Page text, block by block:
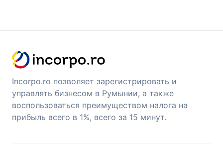
Incorpo.ro позволяет зарегистрировать и
управлять бизнесом в Румынии, а также
воспользоваться преимуществом налога на
прибыль всего в 1%, всего за 15 минут.